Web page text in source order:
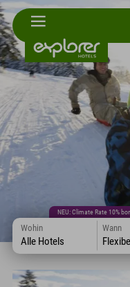
NEU: Climate Rate 10%
Wohin
Alle Hotels
Wann